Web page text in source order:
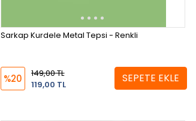
Sarkap Kurdele Metal Tepsi - Renkli
%20
149,00 TL
119,00 TL
SEPETE EKLE